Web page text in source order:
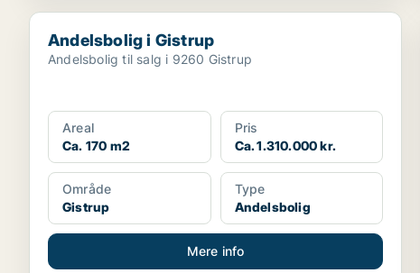
Andelsbolig i Gistrup
Andelsbolig i Gistrup
Andelsbolig til salg i 9260 Gistrup
Areal
Ca. 170 m2
Pris
Ca. 1.310.000 kr.
Område
Gistrup
Type
Andelsbolig
Mere info